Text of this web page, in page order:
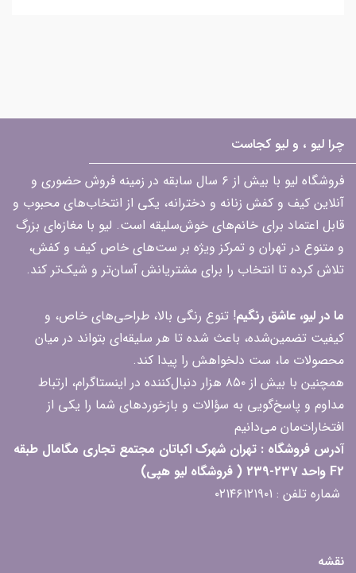
چرا لیو ، و لیو کجاست
فروشگاه لیو با بیش از ۶ سال سابقه در زمینه فروش حضوری و
آنلاین کیف و کفش زنانه و دخترانه، یکی از انتخاب‌های محبوب و
قابل اعتماد برای خانم‌های خوش‌سلیقه است. لیو با مغازه‌ای بزرگ
و متنوع در تهران و تمرکز ویژه بر ست‌های خاص کیف و کفش،
تلاش کرده تا انتخاب را برای مشتریانش آسان‌تر و شیک‌تر کند.
ما در لیو، عاشق رنگیم! تنوع رنگی بالا، طراحی‌های خاص، و
کیفیت تضمین‌شده، باعث شده تا هر سلیقه‌ای بتواند در میان
محصولات ما، ست دلخواهش را پیدا کند.
همچنین با بیش از ۸۵۰ هزار دنبال‌کننده در اینستاگرام، ارتباط
مداوم و پاسخ‌گویی به سؤالات و بازخوردهای شما را یکی از
افتخارات‌مان می‌دانیم
آدرس فروشگاه : تهران شهرک اکباتان مجتمع تجاری مگامال طبقه
F2 واحد 237-239 ( فروشگاه لیو هپی)
شماره تلفن : ۰۲۱۴۶۱۲۱۹۰۱
نقشه